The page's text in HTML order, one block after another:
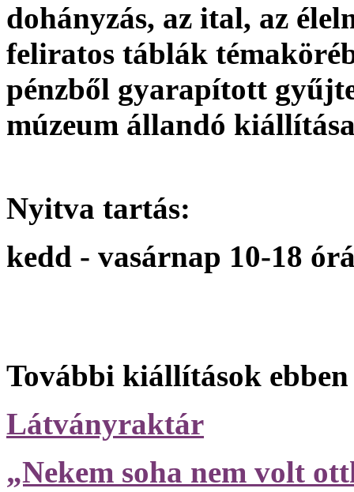
dohányzás, az ital, az
feliratos táblák
pénzből gyarapított
múzeum állandó
Nyitva tartás:
kedd - vasárnap 10-18
További kiállítások
Látványraktár
„Nekem soha nem volt